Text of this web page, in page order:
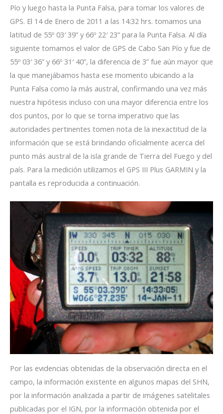
Pío y luego hasta la Punta Falsa, para tomar los valores de
GPS. El 14 de Enero de 2011 a las 14:32 hrs. tomamos una
latitud de 55º 03′ 39” y 66º 22′ 23” para la Punta Falsa. Al día
siguiente tomamos el valor de GPS de Cabo San Pío y fue de
55º 03′ 36” y 66º 31′ 40”, la diferencia de 3” fue aún mayor que
la que manejábamos hasta ese momento ubicando a la
Punta Falsa como la más austral, confirmando una vez más
nuestra hipótesis incluso con una mayor diferencia entre los
dos puntos, por lo que se torna imperativo que las
autoridades pertinentes tomen nota de la inexactitud de la
información que se está brindando oficialmente acerca del
punto más austral de la isla grande de Tierra del Fuego y del
país. Para la medición utilizamos el GPS III Plus GARMIN y la
pantalla es reproducida a continuación.
Por las evidencias obtenidas de la observación directa en el
campo, la información existente en algunos mapas del SHN,
por la información analizada a partir de imágenes satelitales
publicadas por el IGN, por la información obtenida por el